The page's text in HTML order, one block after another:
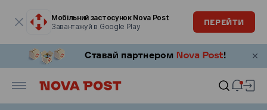
Мобільний застосунок Nova Post
Завантажуй в Google Play
ПЕРЕЙТИ